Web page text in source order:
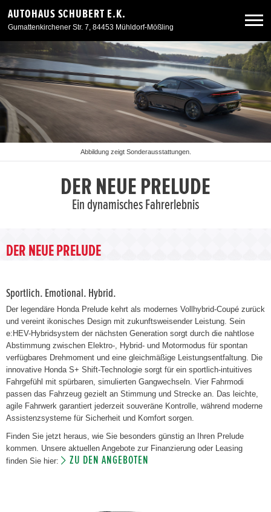
AUTOHAUS SCHUBERT E.K.
Gumattenkirchener Str. 7, 84453 Mühldorf-Mößling
Neuwagen
Gebrauchtwagen
Angebote
Abbildung zeigt Sonderausstattungen.
DER NEUE PRELUDE
Ein dynamisches Fahrerlebnis
DER NEUE PRELUDE
Sportlich. Emotional. Hybrid.
Der legendäre Honda Prelude kehrt als modernes Vollhybrid-Coupé zurück
und vereint ikonisches Design mit zukunftsweisender Leistung. Sein
e:HEV-Hybridsystem der nächsten Generation sorgt durch die nahtlose
Abstimmung zwischen Elektro-, Hybrid- und Motormodus für spontan
verfügbares Drehmoment und eine gleichmäßige Leistungsentfaltung. Die
innovative Honda S+ Shift-Technologie sorgt für ein sportlich-intuitives
Fahrgefühl mit spürbaren, simulierten Gangwechseln. Vier Fahrmodi
passen das Fahrzeug gezielt an Stimmung und Strecke an. Das leichte,
agile Fahrwerk garantiert jederzeit souveräne Kontrolle, während moderne
Assistenzsysteme für Sicherheit und Komfort sorgen.
Finden Sie jetzt heraus, wie Sie besonders günstig an Ihren Prelude
kommen. Unsere aktuellen Angebote zur Finanzierung oder Leasing
finden Sie hier:
ZU DEN ANGEBOTEN